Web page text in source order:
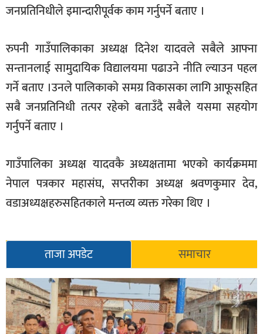
जनप्रतिनिधीले इमान्दारीपूर्वक काम गर्नुपर्ने बताए ।
रुपनी गाउँपालिकाका अध्यक्ष दिनेश यादवले सबैले आफ्ना
सन्तानलाई सामुदायिक विद्यालयमा पढाउने नीति ल्याउन पहल
गर्ने बताए ।उनले पालिकाको समग्र विकासका लागि आफूसहित
सबै जनप्रतिनिधी तत्पर रहेको बताउँदै सबैले यसमा सहयोग
गर्नुपर्ने बताए ।
गाउँपालिका अध्यक्ष यादवकै अध्यक्षतामा भएको कार्यक्रममा
नेपाल पत्रकार महासंघ, सप्तरीका अध्यक्ष श्रवणकुमार देव,
वडाअध्यक्षहरुसहितकाले मन्तव्य व्यक्त गरेका थिए ।
ताजा अपडेट समाचार